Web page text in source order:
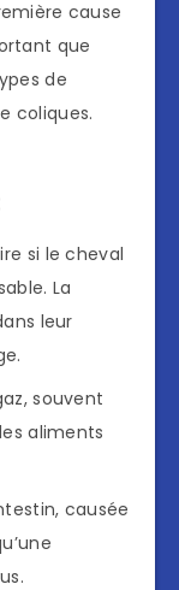
cause
que
de
coliques.
si le cheval
La
leur
souvent
aliments
causée